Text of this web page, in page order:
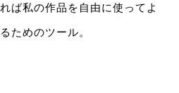
ば私の作品を自由に使ってよ
ためのツール。